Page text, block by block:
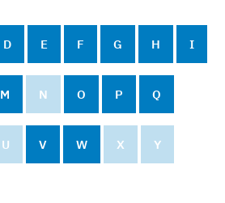
D E F G H I
M N O P Q
U V W X Y